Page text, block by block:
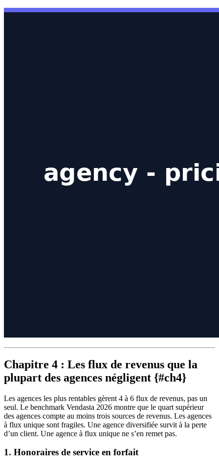
Chapitre 4 : Les flux de revenus que la
plupart des agences négligent {#ch4}
Les agences les plus rentables gèrent 4 à 6 flux de revenus, pas un
seul. Le benchmark Vendasta 2026 montre que le quart supérieur
des agences compte au moins trois sources de revenus. Les agences
à flux unique sont fragiles. Une agence diversifiée survit à la perte
d’un client. Une agence à flux unique ne s’en remet pas.
1. Honoraires de service en forfait